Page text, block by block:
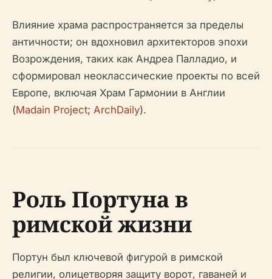
Влияние храма распространяется за пределы
античности; он вдохновил архитекторов эпохи
Возрождения, таких как Андреа Палладио, и
сформировал неоклассические проекты по всей
Европе, включая Храм Гармонии в Англии
(Madain Project; ArchDaily).
Роль Портуна в
римской жизни
Портун был ключевой фигурой в римской
религии, олицетворяя защиту ворот, гаваней и